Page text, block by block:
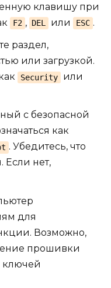
клавишу при
F2 , DEL или ESC .
раздел,
или загрузкой.
Security или
с безопасной
как
. Убедитесь, что
Если нет,
для
Возможно,
прошивки
ключей